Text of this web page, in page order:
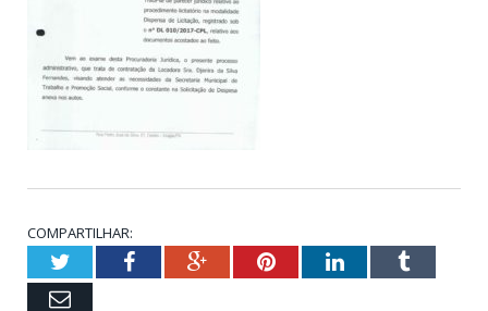
COMPARTILHAR:
TwitterFacebookGoogle+PinterestLinkedInTumblr
Email